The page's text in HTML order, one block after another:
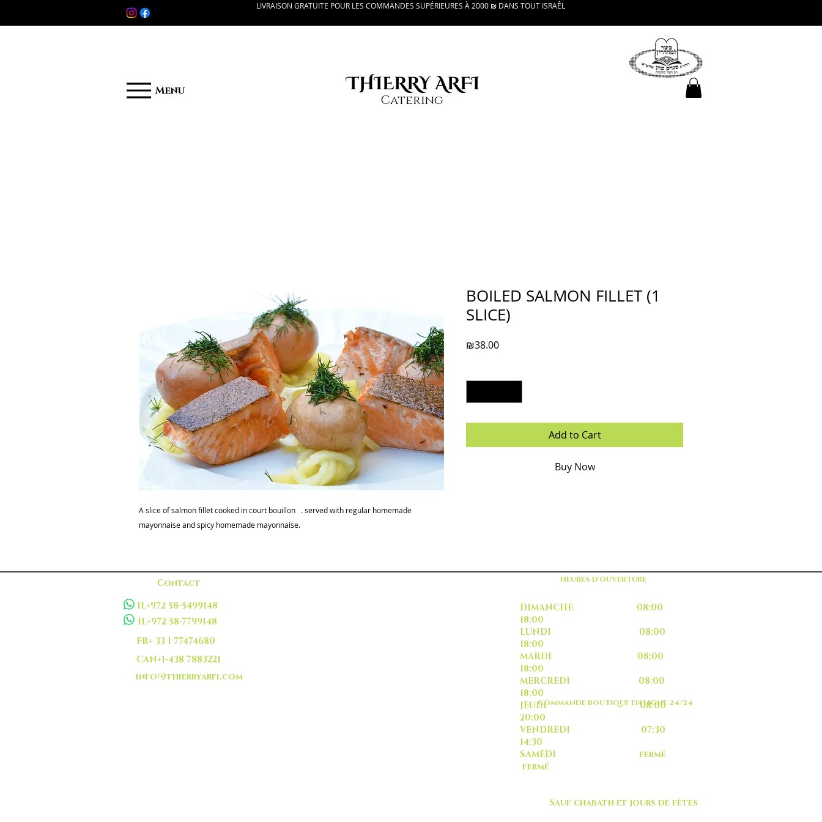
LIVRAISON GRATUITE POUR LES COMMANDES SUPÉRIEURES À 2000 ₪ DANS TOUT ISRAÊL
Menu THIERRY ARFI
Catering
A slice of salmon fillet cooked in court bouillon . served with regular homemade
mayonnaise and spicy homemade mayonnaise.
BOILED SALMON FILLET (1
SLICE)
₪38.00Price
Add to Cart
Buy Now
Contact
IL+972 58-5499148
IL+972 58-7799148
FR+ 33 1 77474680
CAN+1-438 7883221
info@thierryarfi.com
HEURES D'OUVERTURE
COMMANDE BOUTIQUE EN LIGNE 24/24
DIMANCHE 08:00
18:00
LUNDI 08:00
18:00
MARDI 08:00
18:00
MERCREDI 08:00
18:00
JEUDI 08:00
20:00
VENDREDI 07:30
14:30
SAMEDI fermé
fermé
Sauf chabath et jours de fêtes